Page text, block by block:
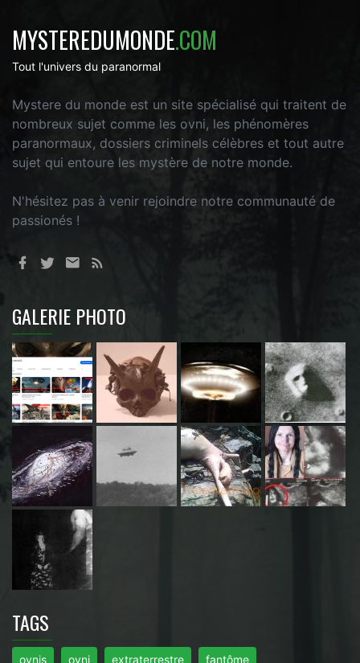
MYSTEREDUMONDE.COM
Tout l'univers du paranormal
Mystere du monde est un site spécialisé qui traitent de
nombreux sujet comme les ovni, les phénomères
paranormaux, dossiers criminels célèbres et tout autre
sujet qui entoure les mystère de notre monde.
N'hésitez pas à venir rejoindre notre communauté de
passionés !
GALERIE PHOTO
TAGS
ovnis ovni extraterrestre fantôme